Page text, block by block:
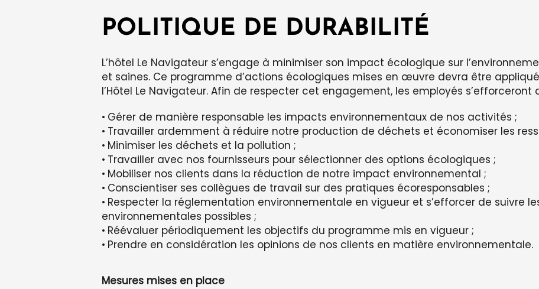
POLITIQUE DE DURABILITÉ
L’hôtel Le Navigateur s’engage à minimiser son impact écologique sur
et saines. Ce programme d’actions écologiques mises en œuvre devra être
l’Hôtel Le Navigateur. Afin de respecter cet engagement, les employés s’efforceront
Gérer de manière responsable les impacts environnementaux de nos activités ;
Travailler ardemment à réduire notre production de déchets et économiser les
Minimiser les déchets et la pollution ;
Travailler avec nos fournisseurs pour sélectionner des options écologiques ;
Mobiliser nos clients dans la réduction de notre impact environnemental ;
Conscientiser ses collègues de travail sur des pratiques écoresponsables ;
Respecter la réglementation environnementale en vigueur et s’efforcer de suivre
environnementales possibles ;
Réévaluer périodiquement les objectifs du programme mis en vigueur ;
Prendre en considération les opinions de nos clients en matière environnementale.
Mesures mises en place